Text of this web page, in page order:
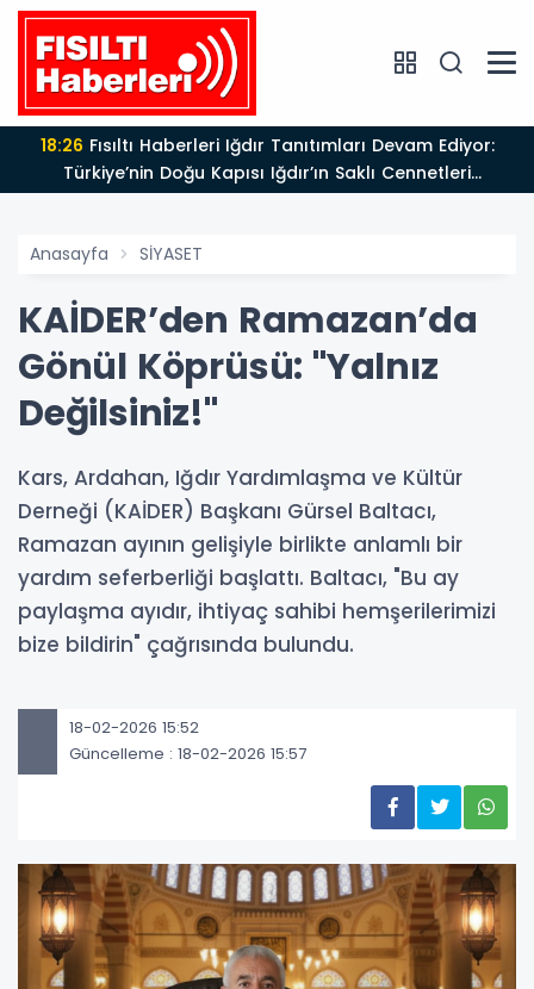
18:26
Türkiye’nin Doğu Kapısı Iğdır’ın Saklı Cennetleri
Keşfedilmeyi Bekliyor
Anasayfa SİYASET
KAİDER’den Ramazan’da
Gönül Köprüsü: "Yalnız
Değilsiniz!"
Kars, Ardahan, Iğdır Yardımlaşma ve Kültür
Derneği (KAİDER) Başkanı Gürsel Baltacı,
Ramazan ayının gelişiyle birlikte anlamlı bir
yardım seferberliği başlattı. Baltacı, "Bu ay
paylaşma ayıdır, ihtiyaç sahibi hemşerilerimizi
bize bildirin" çağrısında bulundu.
18-02-2026 15:52
Güncelleme : 18-02-2026 15:57